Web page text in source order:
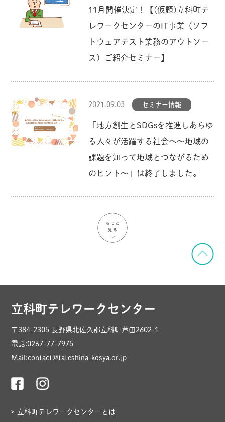
11月開催決定！【(仮題)立科町テ
レワークセンターのIT事業（ソフ
トウェアテスト業務のアウトソー
ス）ご紹介セミナー】
2021.09.03 セミナー情報
「地方創生とSDGsを推進しあらゆ
る人々が活躍する社会へ〜地域の
課題を知って地域とつながるため
のヒント〜」は終了しました。
立科町テレワークセンター
〒384-2305 長野県北佐久郡立科町芦田2602-1
電話:0267-77-7975
Mail:contact@tateshina-kosya.or.jp
立科町テレワークセンターとは